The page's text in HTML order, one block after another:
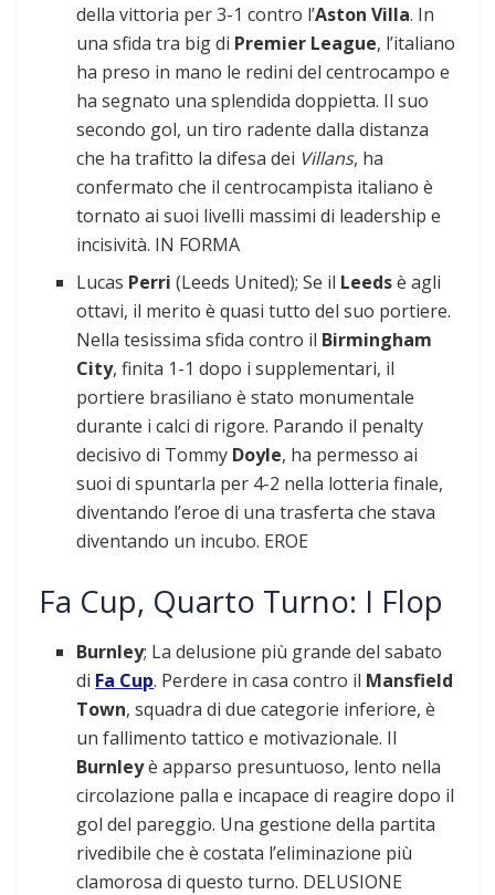
della vittoria per3-1 contro l’Aston Villa. In
una sfida tra big di Premier League, l’italiano
ha preso in mano le redini del centrocampo e
ha segnato una splendida doppietta. Il suo
secondo gol, un tiro radente dalla distanza
che ha trafitto la difesa dei Villans, ha
confermato che il centrocampista italiano è
tornato ai suoi livelli massimi di leadership e
incisività. IN FORMA
Lucas Perri (Leeds United); Se il Leedsè agli
ottavi, il merito è quasi tutto del suo portiere.
Nella tesissima sfida contro il Birmingham
City, finita 1-1 dopo i supplementari, il
portiere brasiliano è stato monumentale
durante i calci di rigore. Parando il penalty
decisivo di Tommy Doyle, ha permesso ai
suoi di spuntarla per 4-2 nella lotteria finale,
diventando l’eroe di una trasferta che stava
diventando un incubo. EROE
Fa Cup, Quarto Turno: I Flop
Burnley; La delusione più grande del sabato
di Fa Cup. Perdere in casa contro il Mansfield
Town, squadra di due categorie inferiore, è
un fallimento tattico e motivazionale. Il
Burnleyè apparso presuntuoso, lento nella
circolazione palla e incapace di reagire dopo il
gol del pareggio. Una gestione della partita
rivedibile che è costata l’eliminazione più
clamorosa di questo turno. DELUSIONE